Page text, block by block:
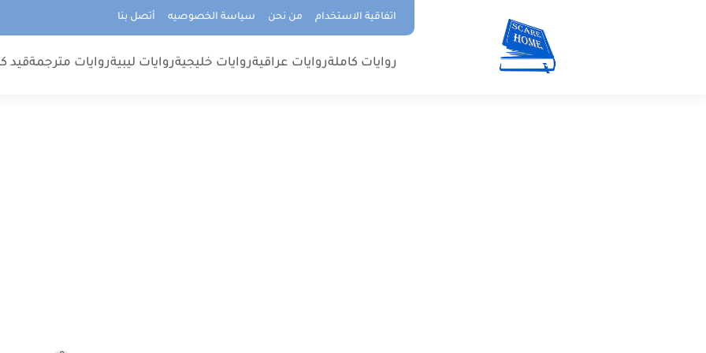
اتفاقية الاستخدام من نحن سياسة الخصوصيه أتصل بنا
روايات كاملةروايات عراقيةروايات خليجيةروايات ليبيةروايات مترجمةقيد